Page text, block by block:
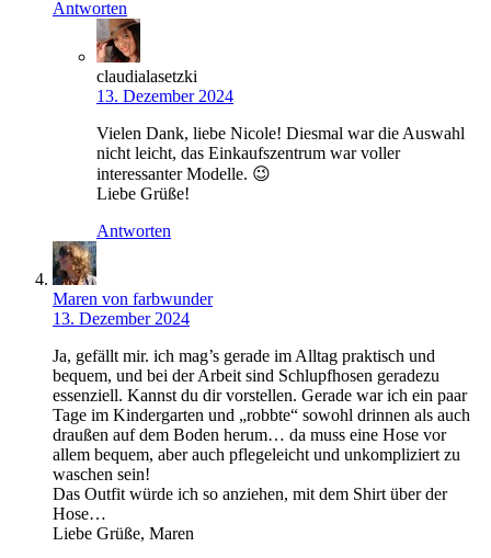
Antworten
claudialasetzki
13. Dezember 2024
Vielen Dank, liebe Nicole! Diesmal war die Auswahl
nicht leicht, das Einkaufszentrum war voller
interessanter Modelle. 😉
Liebe Grüße!
Antworten
Maren von farbwunder
13. Dezember 2024
Ja, gefällt mir. ich mag’s gerade im Alltag praktisch und
bequem, und bei der Arbeit sind Schlupfhosen geradezu
essenziell. Kannst du dir vorstellen. Gerade war ich ein paar
Tage im Kindergarten und „robbte“ sowohl drinnen als auch
draußen auf dem Boden herum… da muss eine Hose vor
allem bequem, aber auch pflegeleicht und unkompliziert zu
waschen sein!
Das Outfit würde ich so anziehen, mit dem Shirt über der
Hose…
Liebe Grüße, Maren